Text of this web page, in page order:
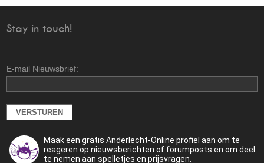
Stay in touch!
E-mail Nieuwsbrief:
Maak een gratis Anderlecht-Online profiel aan om te
reageren op nieuwsberichten of forumposts en om deel
te nemen aan spelletjes en prijsvragen.